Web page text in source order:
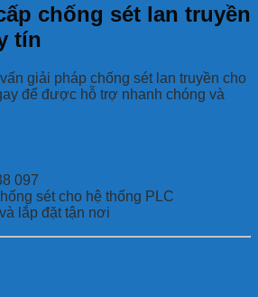
chống sét lan truyền
tín
giải pháp chống sét lan truyền cho
để được hỗ trợ nhanh chóng và
097
sét cho hệ thống PLC
lắp đặt tận nơi